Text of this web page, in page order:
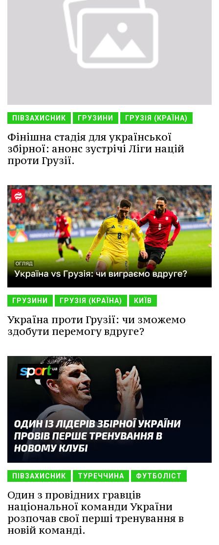
ПІВЗАХИСНИК ГРУЗИНИ ГРУЗІЯ (КРАЇНА)
Фінішна стадія для української
збірної: анонс зустрічі Ліги націй
проти Грузії.
ГРУЗИНИ ГРУЗІЯ (КРАЇНА) КИЇВ
Україна проти Грузії: чи зможемо
здобути перемогу вдруге?
ПІВЗАХИСНИК ТУРЕЧЧИНА ФУТБОЛІСТ
Один з провідних гравців
національної команди України
розпочав свої перші тренування в
новій команді.